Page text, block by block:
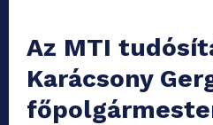
Az MTI
Karácsony